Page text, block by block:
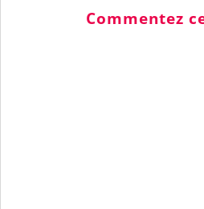
Commentez